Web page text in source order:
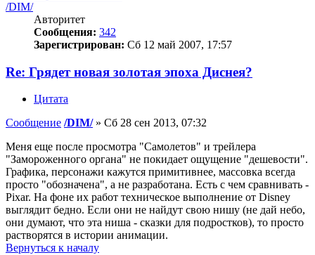
/DIM/
Авторитет
Сообщения: 342
Зарегистрирован: Сб 12 май 2007, 17:57
Re: Грядет новая золотая эпоха Диснея?
Цитата
Сообщение /DIM/» Сб 28 сен 2013, 07:32
Меня еще после просмотра "Самолетов" и трейлера
"Замороженного органа" не покидает ощущение "дешевости".
Графика, персонажи кажутся примитивнее, массовка всегда
просто "обозначена", а не разработана. Есть с чем сравнивать -
Pixar. На фоне их работ техническое выполнение от Disney
выглядит бедно. Если они не найдут свою нишу (не дай небо,
они думают, что эта ниша - сказки для подростков), то просто
растворятся в истории анимации.
Вернуться к началу